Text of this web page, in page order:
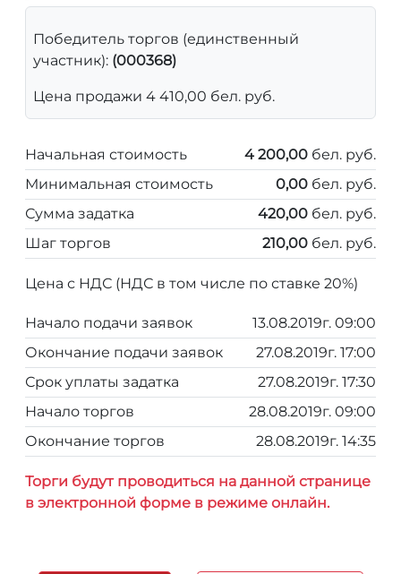
Победитель торгов (единственный
участник): (000368)
Цена продажи 4 410,00 бел. руб.
Начальная стоимость 4 200,00 бел. руб.
Минимальная стоимость
0,00 бел. руб.
Сумма задатка
420,00 бел. руб.
Шаг торгов
210,00 бел. руб.
Цена с НДС (НДС в том числе по ставке 20%)
Начало подачи заявок
13.08.2019г. 09:00
Окончание подачи заявок
27.08.2019г. 17:00
Срок уплаты задатка
27.08.2019г. 17:30
Начало торгов
28.08.2019г. 09:00
Окончание торгов
28.08.2019г. 14:35
Торги будут проводиться на данной странице
в электронной форме в режиме онлайн.